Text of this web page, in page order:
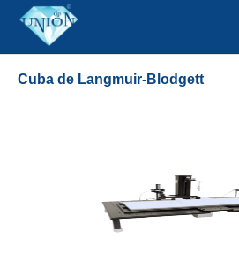
Cuba de Langmuir-Blodgett